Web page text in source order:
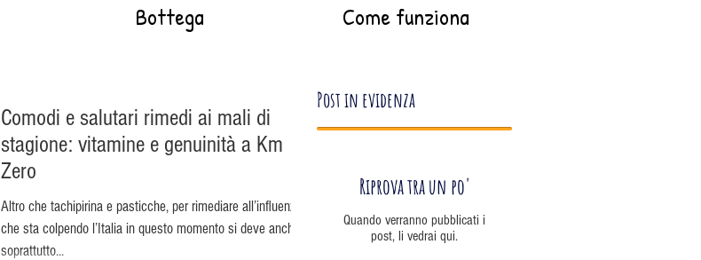
Bottega Come funziona
Comodi e salutari rimedi ai mali di
stagione: vitamine e genuinità a Km
Zero
Altro che tachipirina e pasticche, per rimediare all’influenza
che sta colpendo l’Italia in questo momento si deve anche e
soprattutto...
Post in evidenza
Riprova tra un po'
Quando verranno pubblicati i
post, li vedrai qui.